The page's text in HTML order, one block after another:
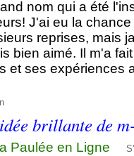
nom qui a été
J'ai eu la
reprises, mais
bien aimé. Il m'a
et ses expériences
brillante de
Paulée en Ligne